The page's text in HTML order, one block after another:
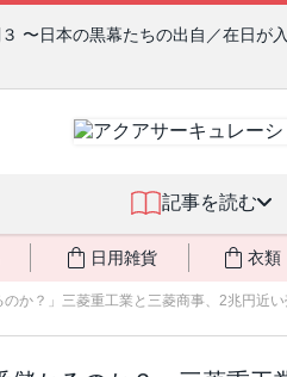
日本の黒幕たちの出自／在日が
記事を読む
日用雑貨 衣類
のか？」三菱重工業と三菱商事、2兆円近